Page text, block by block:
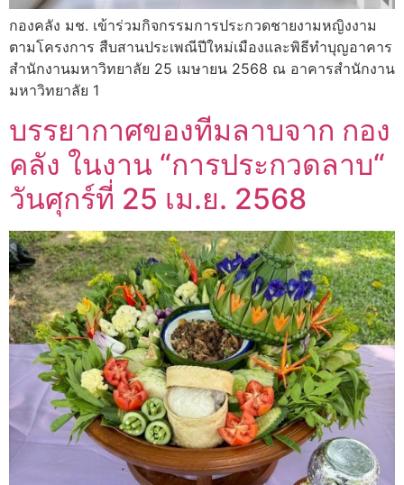
กองคลัง มช. เข้าร่วมกิจกรรมการประกวดชายงามหญิงงาม
ตามโครงการ สืบสานประเพณีปีใหม่เมืองและพิธีทำบุญอาคาร
สำนักงานมหาวิทยาลัย 25 เมษายน 2568 ณ อาคารสำนักงาน
มหาวิทยาลัย 1
บรรยากาศของทีมลาบจาก กอง
คลัง ในงาน “การประกวดลาบ“
วันศุกร์ที่ 25 เม.ย. 2568